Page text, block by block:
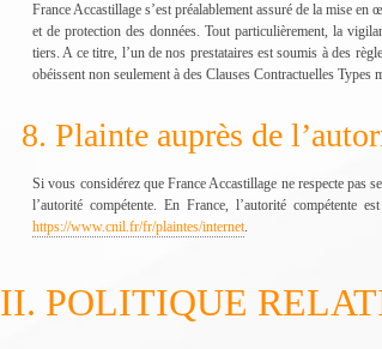
France Accastillage s’est préalablement assuré de la mise
et de protection des données. Tout particulièrement, la
tiers. A ce titre, l’un de nos prestataires est soumis à des
obéissent non seulement à des Clauses Contractuelles Types
8. Plainte auprès de
Si vous considérez que France Accastillage ne respecte pas
l’autorité compétente. En France, l’autorité
https://www.cnil.fr/fr/plaintes/internet.
II. POLITIQUE